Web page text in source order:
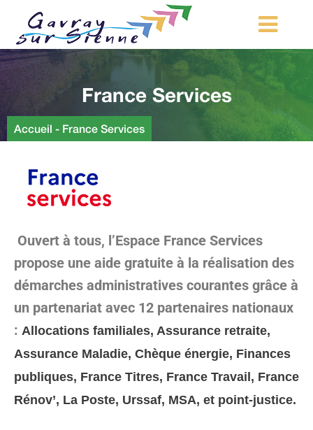
MA COMMUNE
MON QUOTIDIEN
LOISIRS ET TOURISME
Démarches d’urbanisme
France Services
Accueil - France Services
Ouvert à tous, l’Espace France Services
propose une aide gratuite à la réalisation des
démarches administratives courantes grâce à
un partenariat avec 12 partenaires nationaux
: Allocations familiales, Assurance retraite,
Assurance Maladie, Chèque énergie, Finances
publiques, France Titres, France Travail, France
Rénov’, La Poste, Urssaf, MSA, et point-justice.